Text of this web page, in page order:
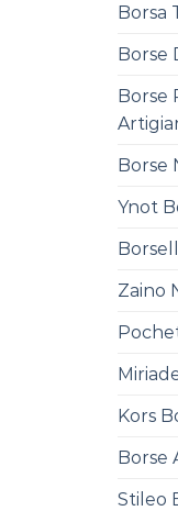
Borsa
Borse
Borse
Borse
Ynot
Zaino
Kors
Borse
Stileo